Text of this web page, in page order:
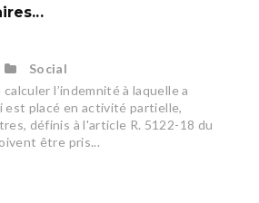
Social
calculer l’indemnité à laquelle a
est placé en activité partielle,
définis à l'article R. 5122-18 du
être pris...